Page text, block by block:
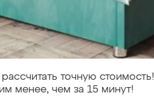
точную стоимость!
менее, чем за 15 минут!